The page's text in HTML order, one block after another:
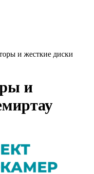
и жесткие диски
и